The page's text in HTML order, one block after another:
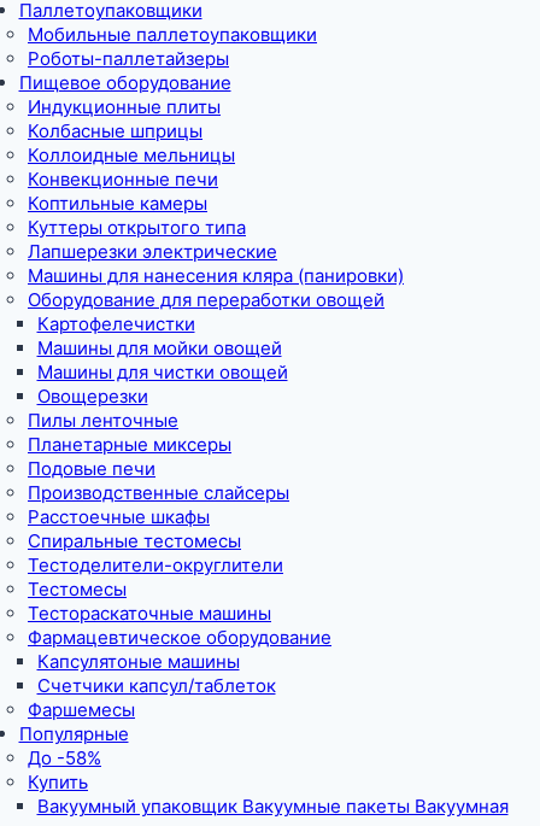
Паллетоупаковщики
Мобильные паллетоупаковщики
Роботы-паллетайзеры
Пищевое оборудование
Индукционные плиты
Колбасные шприцы
Коллоидные мельницы
Конвекционные печи
Коптильные камеры
Куттеры открытого типа
Лапшерезки электрические
Машины для нанесения кляра (панировки)
Оборудование для переработки овощей
Картофелечистки
Машины для мойки овощей
Машины для чистки овощей
Овощерезки
Пилы ленточные
Планетарные миксеры
Подовые печи
Производственные слайсеры
Расстоечные шкафы
Спиральные тестомесы
Тестоделители-округлители
Тестомесы
Тестораскаточные машины
Фармацевтическое оборудование
Капсулятоные машины
Счетчики капсул/таблеток
Фаршемесы
Популярные
До -58%
Купить
Вакуумный упаковщик Вакуумные пакеты Вакуумная